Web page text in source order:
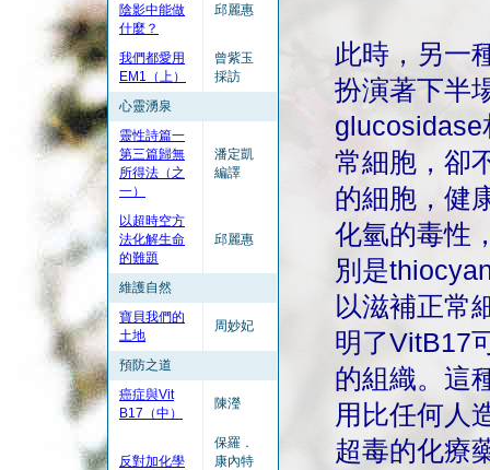
陰影中能做
什麼？
邱麗惠
我們都愛用
EM1（上）
曾紫玉
採訪
心靈湧泉
靈性詩篇一
第三篇歸無
所得法（之
一）
潘定凱
編譯
以超時空方
法化解生命
的難題
邱麗惠
維護自然
寶貝我們的
土地
周妙妃
預防之道
癌症與Vit
B17（中）
陳瀅
反對加化學
保羅．
康內特
此時，另一
扮演著下半
glucosidase
常細胞，卻
的細胞，健
化氫的毒性
別是
以滋補正常
明了VitB17
的組織。這
用比任何人
超毒的化療